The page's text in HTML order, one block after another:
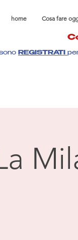
home Cosa fare
REGISTRATI